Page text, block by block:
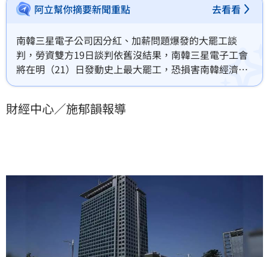
阿立幫你摘要新聞重點 去看看
南韓三星電子公司因分紅、加薪問題爆發的大罷工談
判，勞資雙方19日談判依舊沒結果，南韓三星電子工會
將在明（21）日發動史上最大罷工，恐損害南韓經濟。
對此，財信傳媒集團董事長謝金河指出，連三星集團資
很多政治人物鼓吹企業二次西進。
財經中心／施郁韻報導